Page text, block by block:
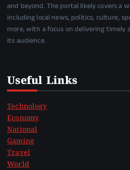
and beyond. The portal likely covers a
including local news, politics, culture,
more, with a focus on delivering
its audience.
Useful Links
Technology
Economy
National
Gaming
Travel
World